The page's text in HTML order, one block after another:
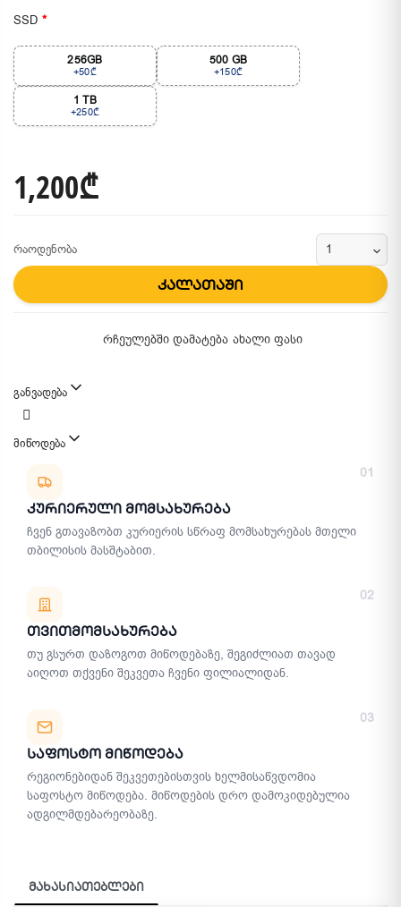
SSD
256GB
+50₾
500 GB
+150₾
1 TB
+250₾
1,200₾
რაოდენობა
კალათაში
რჩეულებში დამატება ახალი ფასი
განვადება
მიწოდება
01
Კურიერული Მომსახურება
ჩვენ გთავაზობთ კურიერის სწრაფ მომსახურებას მთელი
თბილისის მასშტაბით.
02
Თვითმომსახურება
თუ გსურთ დაზოგოთ მიწოდებაზე, შეგიძლიათ თავად
აიღოთ თქვენი შეკვეთა ჩვენი ფილიალიდან.
03
Საფოსტო Მიწოდება
რეგიონებიდან შეკვეთებისთვის ხელმისაწვდომია
საფოსტო მიწოდება. მიწოდების დრო დამოკიდებულია
ადგილმდებარეობაზე.
მახასიათებლები